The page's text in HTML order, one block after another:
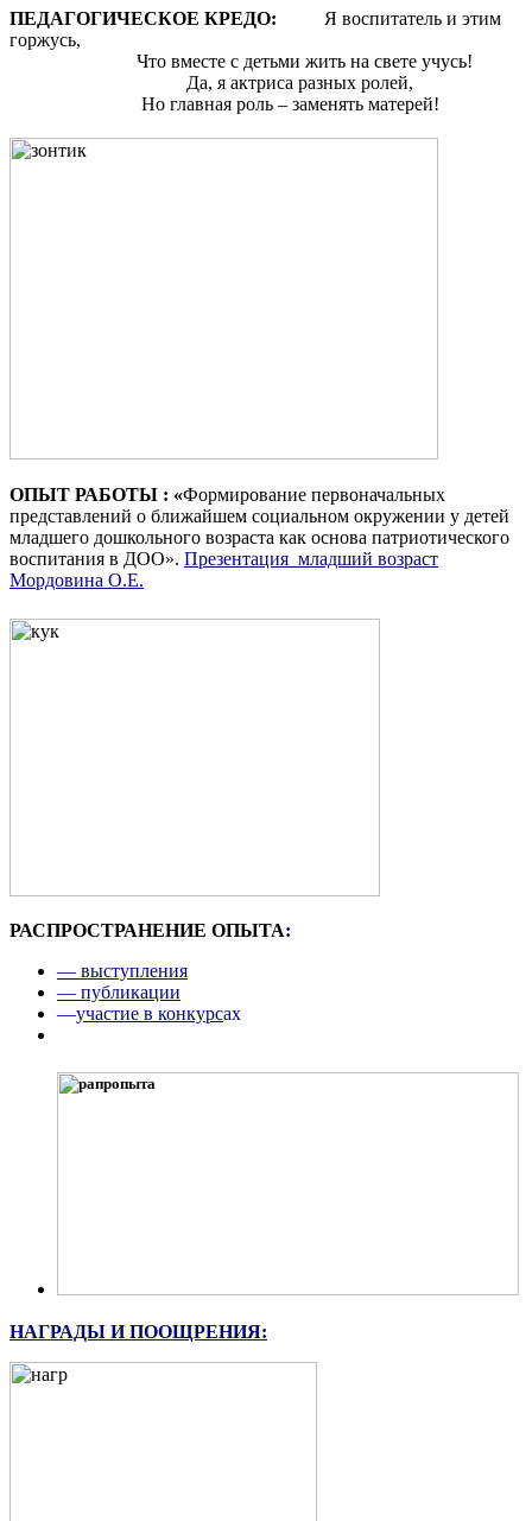
ПЕДАГОГИЧЕСКОЕ КРЕДО: Я воспитатель и этим
горжусь,
Что вместе с детьми жить на свете учусь!
Да, я актриса разных ролей,
Но главная роль – заменять матерей!
ОПЫТ РАБОТЫ : «Формирование первоначальных
представлений о ближайшем социальном окружении у детей
младшего дошкольного возраста как основа патриотического
воспитания в ДОО». Презентация младший возраст
Мордовина О.Е.
РАСПРОСТРАНЕНИЕ ОПЫТА:
— выступления
— публикации
—участие в конкурсах
НАГРАДЫ И ПООЩРЕНИЯ: